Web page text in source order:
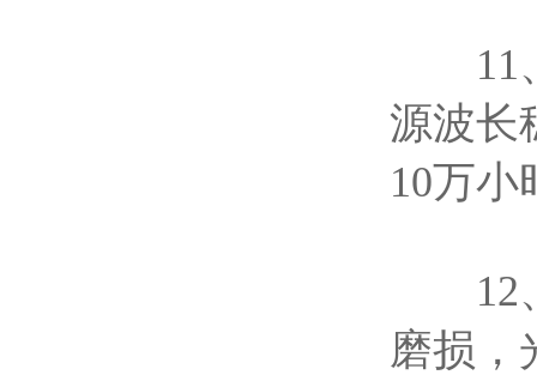
11、
源波长
10万
12、
磨损，